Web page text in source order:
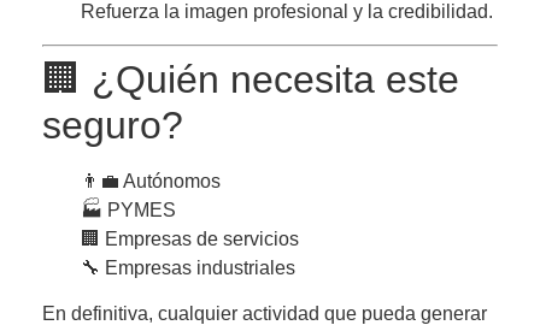
Refuerza la imagen profesional y la credibilidad.
🏢 ¿Quién necesita este
seguro?
👨‍💼 Autónomos
🏭 PYMES
🏢 Empresas de servicios
🔧 Empresas industriales
En definitiva, cualquier actividad que pueda generar